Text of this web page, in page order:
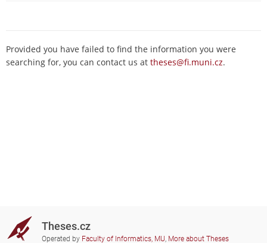
Provided you have failed to find the information you were
searching for, you can contact us at theses@fi.muni.cz.
Theses.cz
Operated by Faculty of Informatics, MU, More about Theses